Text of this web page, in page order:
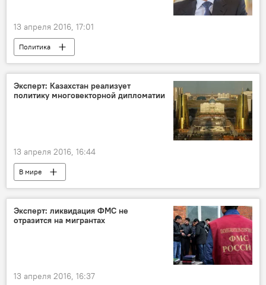
13 апреля 2016, 17:01
Политика
Эксперт: Казахстан реализует
политику многовекторной дипломатии
13 апреля 2016, 16:44
В мире
Эксперт: ликвидация ФМС не
отразится на мигрантах
13 апреля 2016, 16:37